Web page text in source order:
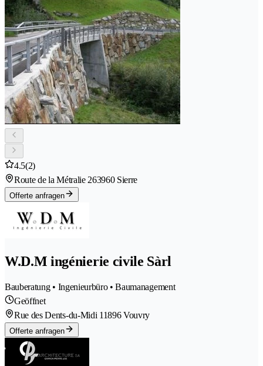
4.5(2)
Route de la Métralie 263960 Sierre
Offerte anfragen
W.D.M ingénierie civile Sàrl
Bauberatung • Ingenieurbüro • Baumanagement
Geöffnet
Rue des Dents-du-Midi 11896 Vouvry
Offerte anfragen